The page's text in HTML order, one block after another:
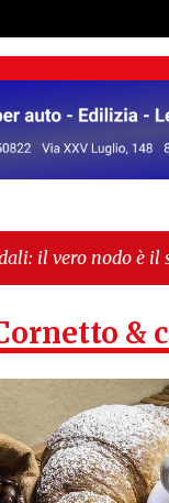
di comunità"
&